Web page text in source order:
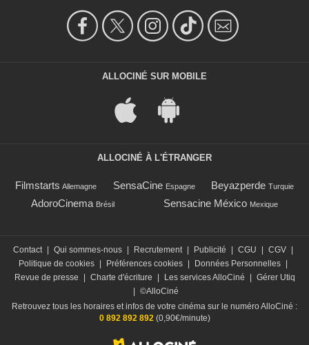
ALLOCINÉ SUR MOBILE
ALLOCINÉ À L'ÉTRANGER
Filmstarts Allemagne SensaCine Espagne Beyazperde Turquie
AdoroCinema Brésil Sensacine México Mexique
Contact Qui sommes-nous Recrutement Publicité CGU CGV
Politique de cookies
Préférences cookies Données Personnelles
Revue de presse
Charte d'écriture Les services AlloCiné
Gérer Utiq
©AlloCiné
Retrouvez tous les horaires et infos de votre cinéma sur le numéro AlloCiné :
0 892 892 892(0,90€/minute)